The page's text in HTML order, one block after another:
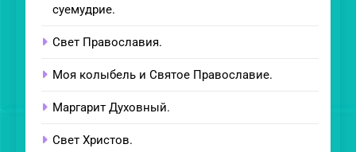
суемудрие.
Свет Православия.
Моя колыбель и Святое Православие.
Маргарит Духовный.
Свет Христов.